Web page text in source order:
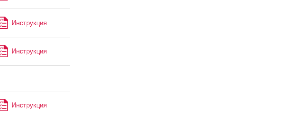
Инструкция
Инструкция
Инструкция